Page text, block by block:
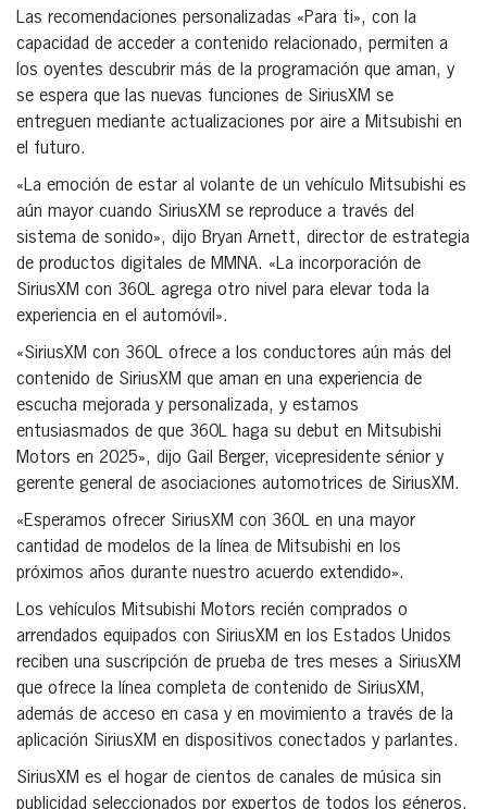
Las recomendaciones personalizadas «Para ti», con la
capacidad de acceder a contenido relacionado, permiten a
los oyentes descubrir más de la programación que aman, y
se espera que las nuevas funciones de SiriusXM se
entreguen mediante actualizaciones por aire a Mitsubishi en
el futuro.
«La emoción de estar al volante de un vehículo Mitsubishi es
aún mayor cuando SiriusXM se reproduce a través del
sistema de sonido», dijo Bryan Arnett, director de estrategia
de productos digitales de MMNA. «La incorporación de
SiriusXM con 360L agrega otro nivel para elevar toda la
experiencia en el automóvil».
«SiriusXM con 360L ofrece a los conductores aún más del
contenido de SiriusXM que aman en una experiencia de
escucha mejorada y personalizada, y estamos
entusiasmados de que 360L haga su debut en Mitsubishi
Motors en 2025», dijo Gail Berger, vicepresidente sénior y
gerente general de asociaciones automotrices de SiriusXM.
«Esperamos ofrecer SiriusXM con 360L en una mayor
cantidad de modelos de la línea de Mitsubishi en los
próximos años durante nuestro acuerdo extendido».
Los vehículos Mitsubishi Motors recién comprados o
arrendados equipados con SiriusXM en los Estados Unidos
reciben una suscripción de prueba de tres meses a SiriusXM
que ofrece la línea completa de contenido de SiriusXM,
además de acceso en casa y en movimiento a través de la
aplicación SiriusXM en dispositivos conectados y parlantes.
SiriusXM es el hogar de cientos de canales de música sin
publicidad seleccionados por expertos de todos los géneros,